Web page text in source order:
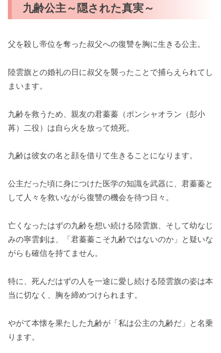
九齢公主～隠された真実～
父を殺し帝位を奪った叔父への復讐を胸に生きる公主。
陸雲旗との婚礼の日に叔父を襲ったことで捕らえられてし
まいます。
九齢を救うため、親友の君蓁蓁（ポンシャオラン（彭小
苒）二役）は自ら火を放って焼死。
九齢は彼女の名と顔を借りて生きることになります。
公主だった頃に身につけた医学の知識を武器に、君蓁蓁と
して人々を救いながら復讐の機会を待つ日々。
亡くなったはずの九齢を想い続ける陸雲旗、そして幼なじ
みの寧雲釗は、「君蓁蓁こそ九齢ではないのか」と疑いな
がらも確信を持てません。
特に、死んだはずの人を一途に愛し続ける陸雲旗の姿は本
当に切なく、胸を締めつけられます。
やがて本懐を果たした九齢が「私は公主の九齢だ」と名乗
ります。